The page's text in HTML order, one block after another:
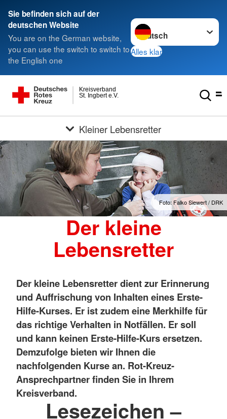
Sie befinden sich auf der
deutschen Website
You are on the German website,
you can use the switch to switch to
the English one
Sprache wechseln zu
Alles klar
St. Ingbert e.V.
Kreisverband
Kleiner Lebensretter
Foto: Falko Siewert / DRK
Der kleine
Lebensretter
Der kleine Lebensretter dient zur Erinnerung
und Auffrischung von Inhalten eines Erste-
Hilfe-Kurses. Er ist zudem eine Merkhilfe für
das richtige Verhalten in Notfällen. Er soll
und kann keinen Erste-Hilfe-Kurs ersetzen.
Demzufolge bieten wir Ihnen die
nachfolgenden Kurse an. Rot-Kreuz-
Ansprechpartner finden Sie in Ihrem
Kreisverband.
Lesezeichen –